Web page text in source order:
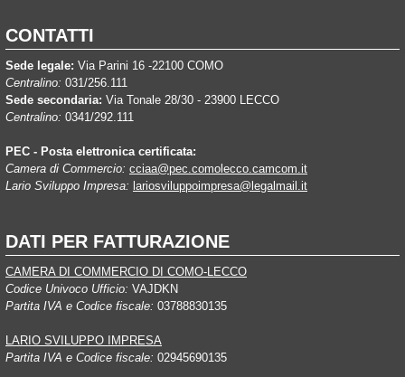
CONTATTI
Sede legale: Via Parini 16 -22100 COMO
Centralino: 031/256.111
Sede secondaria: Via Tonale 28/30 - 23900 LECCO
Centralino: 0341/292.111
PEC - Posta elettronica certificata:
Camera di Commercio: cciaa@pec.comolecco.camcom.it
Lario Sviluppo Impresa: lariosviluppoimpresa@legalmail.it
DATI PER FATTURAZIONE
CAMERA DI COMMERCIO DI COMO-LECCO
Codice Univoco Ufficio: VAJDKN
Partita IVA e Codice fiscale: 03788830135
LARIO SVILUPPO IMPRESA
Partita IVA e Codice fiscale: 02945690135